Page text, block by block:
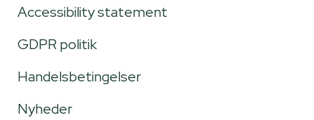
Accessibility statement
GDPR politik
Handelsbetingelser
Nyheder